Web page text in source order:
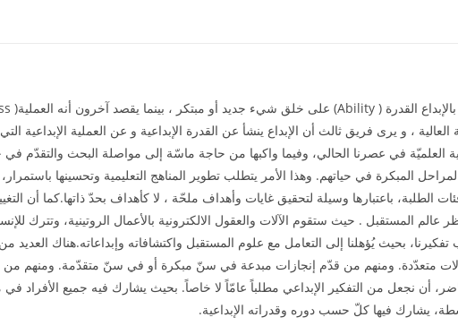
، و يرى فريق ثالث أن الإبداع ينشأ عن القدرة الإبداعية و عن العملية الإبداعية
العلميّة في عصرنا الحالي، وفيما واكبها من حاجة ماسّة إلى مواصلة البحث والتقدّم في
المبكرة في حياتهم. وهذا الأمر يتطلب تطوير المناهج التعليمية وتحسينها
الطلبة، باعتبارها وسيلة لتحقيق غايات وأهداف ملحّة ، لا كأهداف بحدّ ذاتها.كما أن
المستقبل . حيث ستقوم الآلات والعقول الالكترونية بالأعمال الروتينية، وتترك للإنسان
بحيث يُؤهلنا إلى التعامل مع علوم المستقبل واكتشافاته وإبداعاته.هناك العديد
متعدّدة. ومنهم من قدّم إنجازات مبدعة في سنّ مبكرة أو في سنّ متقدّمة. ومنهم من
أن نجعل من التفكير الإبداعي مطلباً عامّاً لا خاصاً. بحيث يشارك فيه جميع الأفراد في
يشارك فيها كلّ حسب دوره وقدراته الإبداعية.